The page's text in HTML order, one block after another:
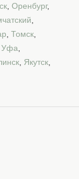
Оренбург,
Томск
Уфа
Якутск